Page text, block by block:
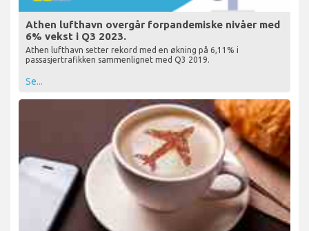
Athen lufthavn overgår forpandemiske nivåer med
6% vekst i Q3 2023.
Athen lufthavn setter rekord med en økning på 6,11% i
passasjertrafikken sammenlignet med Q3 2019.
Se...